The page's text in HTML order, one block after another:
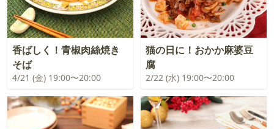
香ばしく！青椒肉絲焼き
そば
4/21 (金) 19:00〜20:00
猫の日に！おかか麻婆豆
腐
2/22 (水) 19:00〜20:00